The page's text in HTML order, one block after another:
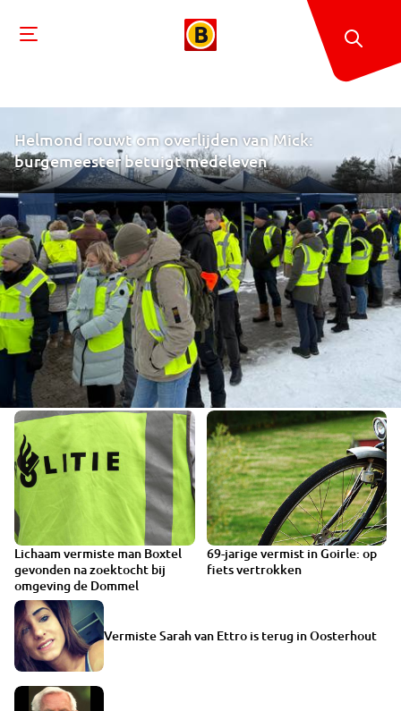
Helmond rouwt om overlijden van Mick:
burgemeester betuigt medeleven
Lichaam vermiste man Boxtel
gevonden na zoektocht bij
omgeving de Dommel
69-jarige vermist in Goirle: op
fiets vertrokken
Vermiste Sarah van Ettro is terug in Oosterhout